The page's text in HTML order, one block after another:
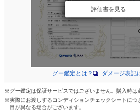
評価書を見る
グー鑑定とは？ ダメージ表記
※グー鑑定は保証サービスではございません。購入時は
※実際にお渡しするコンディションチェックシートにつ
目が異なる場合がございます。